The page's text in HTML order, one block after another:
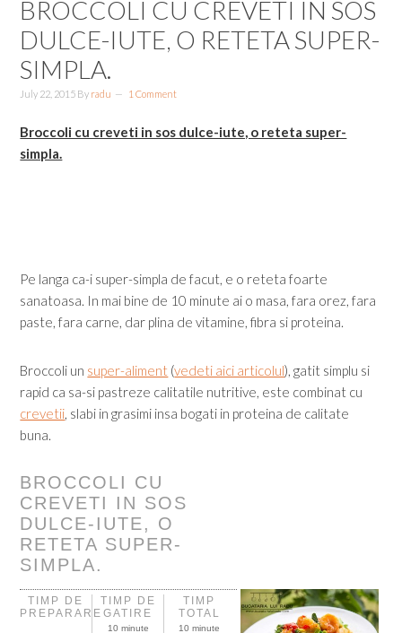
BROCCOLI CU CREVETI IN SOS
DULCE-IUTE, O RETETA SUPER-
SIMPLA.
July 22, 2015 By radu 1 Comment
Broccoli cu creveti in sos dulce-iute, o reteta super-
simpla.
Pe langa ca-i super-simpla de facut, e o reteta foarte
sanatoasa. In mai bine de 10 minute ai o masa, fara orez, fara
paste, fara carne, dar plina de vitamine, fibra si proteina.
Broccoli un super-aliment (vedeti aici articolul), gatit simplu si
rapid ca sa-si pastreze calitatile nutritive, este combinat cu
crevetii, slabi in grasimi insa bogati in proteina de calitate
buna.
BROCCOLI CU
CREVETI IN SOS
DULCE-IUTE, O
RETETA SUPER-
SIMPLA.
TIMP DE
PREPARARE
TIMP DE
GATIRE
10 minute
TIMP
TOTAL
10 minute